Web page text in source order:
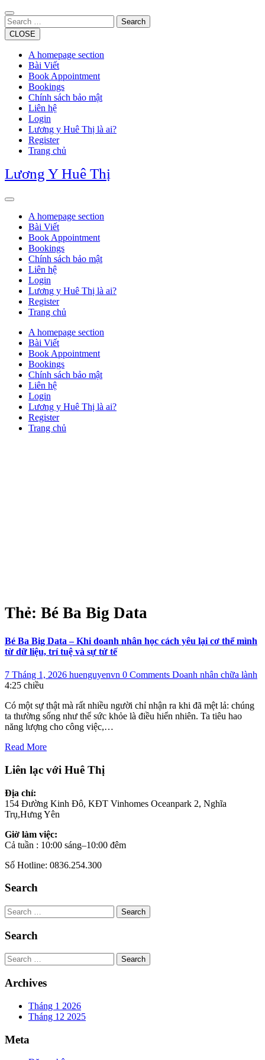
Skip
to
content
Search
CLOSE
A homepage section
Bài Viết
Book Appointment
Bookings
Chính sách bảo mật
Liên hệ
Login
Lương y Huê Thị là ai?
Register
Trang chủ
Lương Y Huê Thị
Open
ButtonA homepage section
Bài Viết
Book Appointment
Bookings
Chính sách bảo mật
Liên hệ
Login
Lương y Huê Thị là ai?
Register
Trang chủ
Close
Button
A homepage section
Bài Viết
Book Appointment
Bookings
Chính sách bảo mật
Liên hệ
Login
Lương y Huê Thị là ai?
Register
Trang chủ
Thẻ: Bé Ba Big Data
Bé Ba Big Data – Khi doanh nhân học cách yêu lại cơ thể mình
từ dữ liệu, trí tuệ và sự tử tế
7 Tháng 1, 2026 huenguyenvn 0 Comments Doanh nhân chữa lành
4:25 chiều
Có một sự thật mà rất nhiều người chỉ nhận ra khi đã mệt lả: chúng
ta thường sống như thể sức khỏe là điều hiển nhiên. Ta tiêu hao
năng lượng cho công việc,…
Read More
Liên lạc với Huê Thị
Địa chỉ:
154 Đường Kinh Đô, KĐT Vinhomes Oceanpark 2, Nghĩa
Trụ,Hưng Yên
Giờ làm việc:
Cả tuần : 10:00 sáng–10:00 đêm
Số Hotline: 0836.254.300
Search
Search
Search
Search
Archives
Tháng 1 2026
Tháng 12 2025
Meta